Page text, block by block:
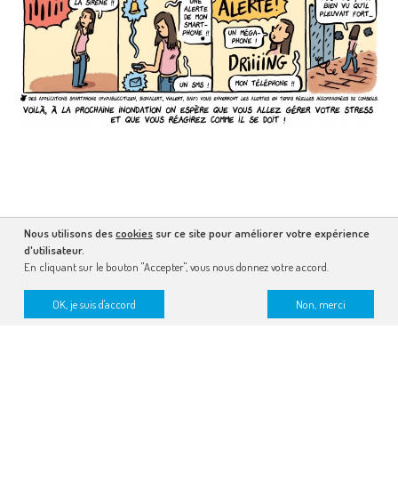
Nous utilisons descookies sur ce site pour améliorer votre expérience
d'utilisateur.
En cliquant sur le bouton "Accepter", vous nous donnez votre accord.
OK, je suis d'accord Non, merci